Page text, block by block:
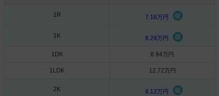
1R 7.16万円
1K 8.29万円
1DK 8.94万円
1LDK 12.72万円
2K 8.12万円